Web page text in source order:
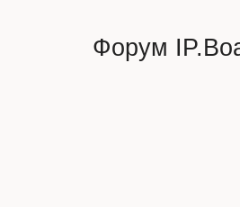
Форум